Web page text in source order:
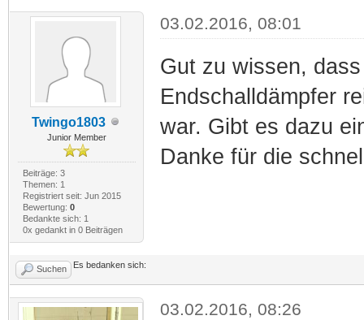
Twingo1803
Junior Member
Beiträge: 3
Themen: 1
Registriert seit: Jun 2015
Bewertung: 0
Bedankte sich: 1
0x gedankt in 0 Beiträgen
03.02.2016, 08:01
Gut zu wissen,
Endschalldämpfer
war. Gibt es dazu
Danke für die
Suchen Es bedanken sich:
03.02.2016, 08:26